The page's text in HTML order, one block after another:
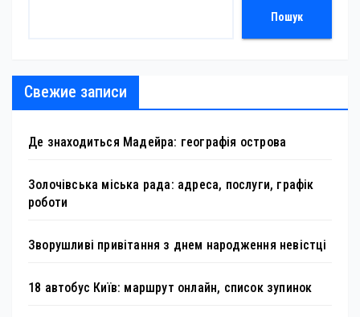
Пошук
Свежие записи
Де знаходиться Мадейра: географія острова
Золочівська міська рада: адреса, послуги, графік
роботи
Зворушливі привітання з днем народження невістці
18 автобус Київ: маршрут онлайн, список зупинок